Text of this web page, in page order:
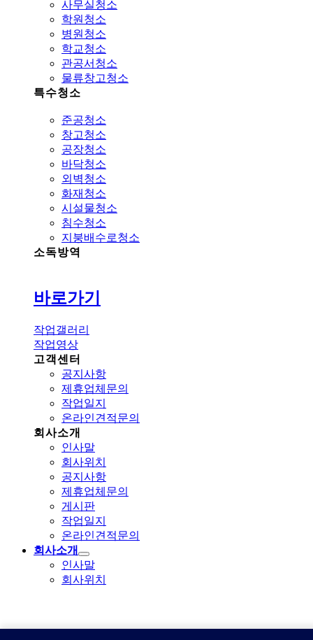
사무실청소
학원청소
병원청소
학교청소
관공서청소
물류창고청소
특수청소
준공청소
창고청소
공장청소
바닥청소
외벽청소
화재청소
시설물청소
침수청소
지붕배수로청소
소독방역
바로가기
작업갤러리
작업영상
고객센터
공지사항
제휴업체문의
작업일지
온라인견적문의
회사소개
인사말
회사위치
공지사항
제휴업체문의
게시판
작업일지
온라인견적문의
회사소개
인사말
회사위치